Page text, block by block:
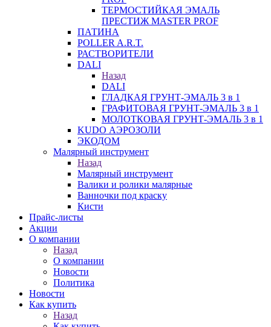
ТЕРМОСТИЙКАЯ ЭМАЛЬ
ПРЕСТИЖ MASTER PROF
ПАТИНА
POLLER A.R.T.
РАСТВОРИТЕЛИ
DALI
Назад
DALI
ГЛАДКАЯ ГРУНТ-ЭМАЛЬ 3 в 1
ГРАФИТОВАЯ ГРУНТ-ЭМАЛЬ 3 в 1
МОЛОТКОВАЯ ГРУНТ-ЭМАЛЬ 3 в 1
KUDO АЭРОЗОЛИ
ЭКОДОМ
Малярный инструмент
Назад
Малярный инструмент
Валики и ролики малярные
Ванночки под краску
Кисти
Прайс-листы
Акции
О компании
Назад
О компании
Новости
Политика
Новости
Как купить
Назад